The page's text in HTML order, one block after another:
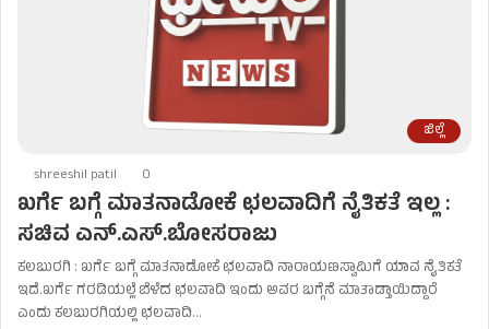
ಜಿಲ್ಲೆ
shreeshil patil 0
ಖರ್ಗೆ ಬಗ್ಗೆ ಮಾತನಾಡೋಕೆ ಛಲವಾದಿಗೆ ನೈತಿಕತೆ ಇಲ್ಲ :
ಸಚಿವ ಎನ್​.ಎಸ್​.ಬೋಸರಾಜು
ಕಲಬುರಗಿ : ಖರ್ಗೆ ಬಗ್ಗೆ ಮಾತನಾಡೋಕೆ ಛಲವಾದಿ ನಾರಾಯಣಸ್ವಾಮಿಗೆ ಯಾವ ನೈತಿಕತೆ
ಇದೆ.ಖರ್ಗೆ ಗರಡಿಯಲ್ಲೆ ಬೆಳೆದ ಛಲವಾದಿ ಇಂದು ಅವರ ಬಗ್ಗೆನೆ ಮಾತಾಡ್ತಾಯಿದ್ದಾರೆ
ಎಂದು ಕಲಬುರಗಿಯಲ್ಲಿ ಛಲವಾದಿ…